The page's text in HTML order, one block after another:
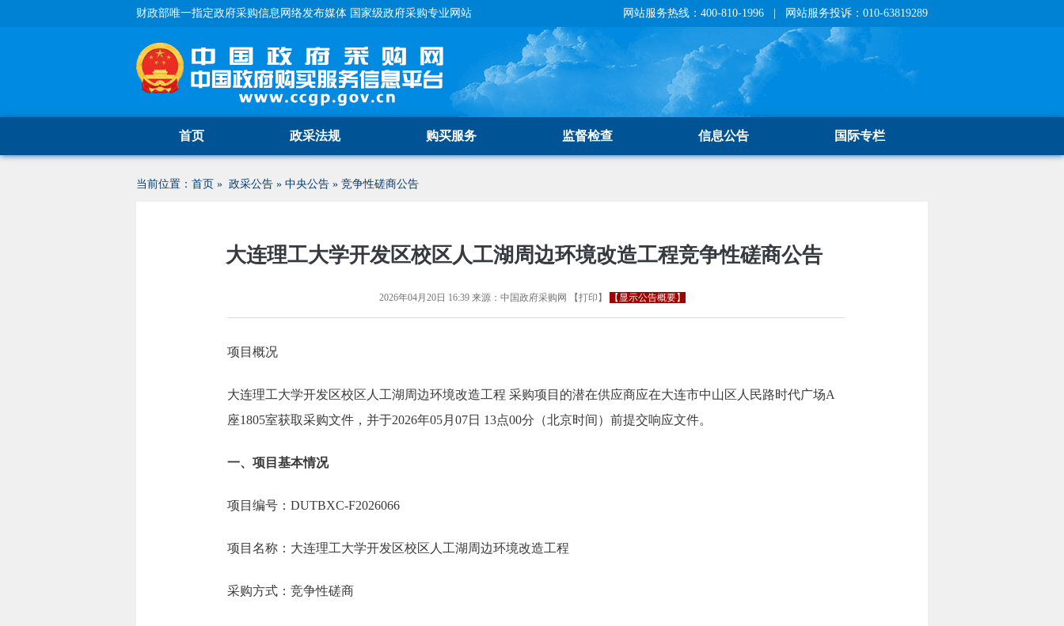
财政部唯一指定政府采购信息网络发布媒体 国家级政府采购专业网站 网站服务热线：400-810-1996 | 网站服务投诉：010-63819289
首页 政采法规 购买服务 监督检查 信息公告 国际专栏
当前位置： 首页 » 政采公告 » 中央公告 » 竞争性磋商公告
大连理工大学开发区校区人工湖周边环境改造工程竞争性磋商公告
2026年04月20日 16:39来源： 中国政府采购网 【打印 】 【显示公告概要】
项目概况
大连理工大学开发区校区人工湖周边环境改造工程 采购项目的潜在供应商应在大连市中山区人民路时代广场A
座1805室获取采购文件，并于2026年05月07日 13点00分（北京时间）前提交响应文件。
一、项目基本情况
项目编号：DUTBXC-F2026066
项目名称：大连理工大学开发区校区人工湖周边环境改造工程
采购方式：竞争性磋商